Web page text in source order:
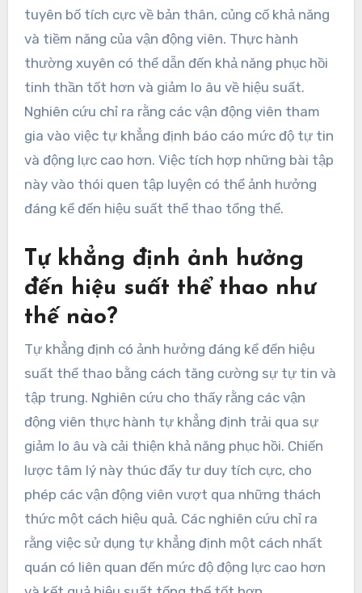
tuyên bố tích cực về bản thân, củng cố khả năng
và tiềm năng của vận động viên. Thực hành
thường xuyên có thể dẫn đến khả năng phục hồi
tinh thần tốt hơn và giảm lo âu về hiệu suất.
Nghiên cứu chỉ ra rằng các vận động viên tham
gia vào việc tự khẳng định báo cáo mức độ tự tin
và động lực cao hơn. Việc tích hợp những bài tập
này vào thói quen tập luyện có thể ảnh hưởng
đáng kể đến hiệu suất thể thao tổng thể.
Tự khẳng định ảnh hưởng
đến hiệu suất thể thao như
thế nào?
Tự khẳng định có ảnh hưởng đáng kể đến hiệu
suất thể thao bằng cách tăng cường sự tự tin và
tập trung. Nghiên cứu cho thấy rằng các vận
động viên thực hành tự khẳng định trải qua sự
giảm lo âu và cải thiện khả năng phục hồi. Chiến
lược tâm lý này thúc đẩy tư duy tích cực, cho
phép các vận động viên vượt qua những thách
thức một cách hiệu quả. Các nghiên cứu chỉ ra
rằng việc sử dụng tự khẳng định một cách nhất
quán có liên quan đến mức độ động lực cao hơn